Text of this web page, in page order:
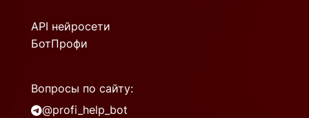
API нейросети
БотПрофи
Вопросы по сайту:
@profi_help_bot